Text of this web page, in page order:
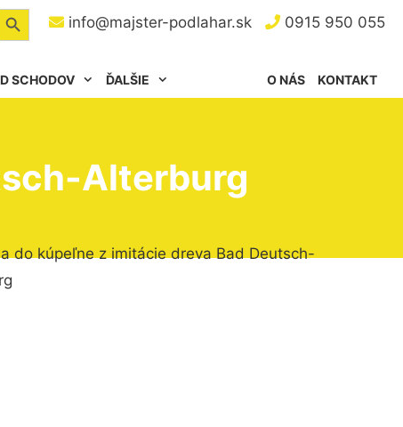
info@majster-podlahar.sk 0915 950 055
Button
SCHODOV ĎALŠIE KONTAKT
O NÁS
Alterburg